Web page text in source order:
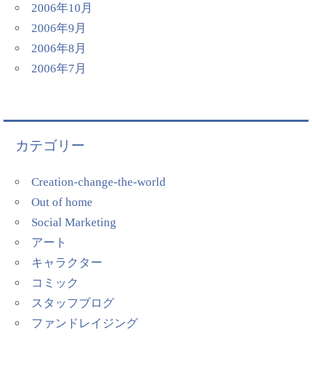
2006年10月
2006年9月
2006年8月
2006年7月
カテゴリー
Creation-change-the-world
Out of home
Social Marketing
アート
キャラクター
コミック
スタッフブログ
ファンドレイジング